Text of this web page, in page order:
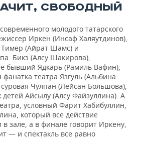
СВОБОДНЫЙ
молодого татарского
Иркен (Инсаф Халяутдинов),
Тимер (Айрат Шамс) и
Бикэ (Алсу Шакирова),
бывший Ядкарь (Рамиль Вафин),
театра Язгуль (Альбина
Чулпан (Лейсан Большова),
Айсылу (Алсу Файзуллина). А
условный Фарит Хабибуллин,
который все действие
в зале, а в финале говорит Иркену,
— и спектакль все равно